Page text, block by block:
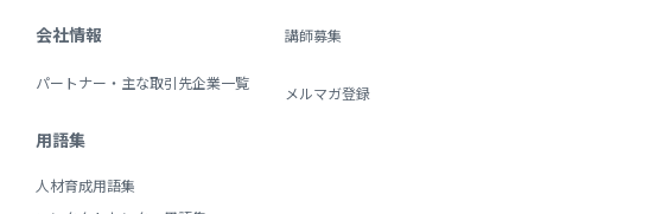
会社情報
パートナー・主な取引先企業一覧
用語集
人材育成用語集
講師募集
メルマガ登録